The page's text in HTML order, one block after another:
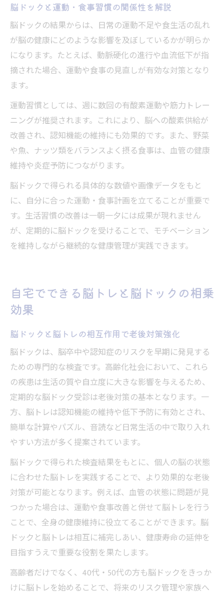
脳ドックと運動・食事習慣の関係性を解説
脳ドックの結果からは、日常の運動不足や食生活の乱れ
が脳の健康にどのような影響を及ぼしているかが明らか
になります。たとえば、動脈硬化の進行や血流低下が指
摘された場合、運動や食事の見直しが有効な対策となり
ます。
運動習慣としては、週に数回の有酸素運動や筋力トレー
ニングが推奨されます。これにより、脳への酸素供給が
改善され、認知機能の維持にも効果的です。また、野菜
や魚、ナッツ類をバランスよく摂る食事は、血管の健康
維持や炎症予防につながります。
脳ドックで得られる具体的な数値や画像データをもと
に、自分に合った運動・食事計画を立てることが重要で
す。生活習慣の改善は一朝一夕には成果が現れません
が、定期的に脳ドックを受けることで、モチベーション
を維持しながら継続的な健康管理が実践できます。
自宅でできる脳トレと脳ドックの相乗
効果
脳ドックと脳トレの相互作用で老後対策強化
脳ドックは、脳卒中や認知症のリスクを早期に発見する
ための専門的な検査です。高齢化社会において、これら
の疾患は生活の質や自立度に大きな影響を与えるため、
定期的な脳ドック受診は老後対策の基本となります。一
方、脳トレは認知機能の維持や低下予防に有効とされ、
簡単な計算やパズル、音読など日常生活の中で取り入れ
やすい方法が多く提案されています。
脳ドックで得られた検査結果をもとに、個人の脳の状態
に合わせた脳トレを実践することで、より効果的な老後
対策が可能となります。例えば、血管の状態に問題が見
つかった場合は、運動や食事改善と併せて脳トレを行う
ことで、全身の健康維持に役立てることができます。脳
ドックと脳トレは相互に補完しあい、健康寿命の延伸を
目指すうえで重要な役割を果たします。
高齢者だけでなく、40代・50代の方も脳ドックをきっか
けに脳トレを始めることで、将来のリスク管理や家族へ